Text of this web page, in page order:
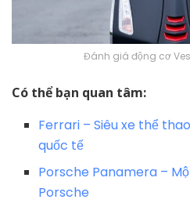
Đánh giá động cơ
Có thể bạn quan tâm:
Ferrari – Siêu xe thể
quốc tế
Porsche Panamera –
Porsche